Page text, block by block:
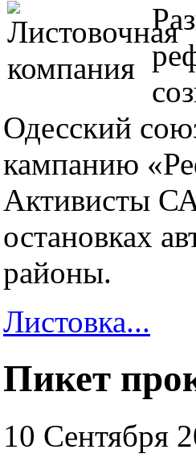
Одесский
кампанию
Активисты
остановках
районы.
Листовка...
Пикет
10 Сентября